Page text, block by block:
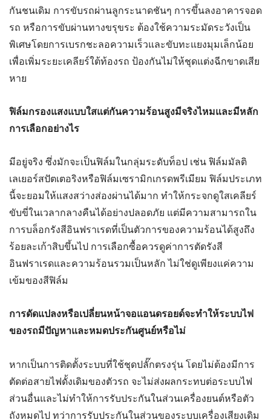
กันชนเดิม การขับรถผ่านลูกระนาดชันๆ การขึ้นลงอาคารจอด
รถ หรือการขับผ่านทางขรุขระ ต้องใช้ความระมัดระวังเป็น
พิเศษโดยการเบรกชะลอความเร็วและขับทะแยงมุมเล็กน้อย
เพื่อเพิ่มระยะเคลียร์ใต้ท้องรถ ป้องกันไม่ให้ชุดแต่งฉีกขาดเสีย
หาย
ฟิล์มกรองแสงแบบใสแต่กันความร้อนสูงมีจริงไหมและมีหลัก
การเลือกอย่างไร
มีอยู่จริง ซึ่งมักจะเป็นฟิล์มในกลุ่มระดับท็อป เช่น ฟิล์มมัลติ
เลเยอร์สปัตเตอริงหรือฟิล์มเซรามิกเกรดพรีเมียม ฟิล์มประเภท
นี้จะยอมให้แสงสว่างส่องผ่านได้มาก ทำให้กระจกดูใสเคลียร์
ขับขี่ในเวลากลางคืนได้อย่างปลอดภัย แต่มีความสามารถใน
การบล็อกรังสีอินฟราเรดที่เป็นตัวการของความร้อนได้สูงถึง
ร้อยละเก้าสิบขึ้นไป การเลือกซื้อควรดูค่าการตัดรังสี
อินฟราเรดและความร้อนรวมเป็นหลัก ไม่ใช่ดูเพียงแค่ความ
เข้มของสีฟิล์ม
การดัดแปลงหรือเปลี่ยนหน้าจอแอนดรอยด์จะทำให้ระบบไฟ
ของรถมีปัญหาและหมดประกันศูนย์หรือไม่
หากเป็นการติดตั้งระบบที่ใช้ชุดปลั๊กตรงรุ่น โดยไม่ต้องมีการ
ตัดต่อสายไฟดั้งเดิมของตัวรถ จะไม่ส่งผลกระทบต่อระบบไฟ
ส่วนอื่นและไม่ทำให้การรับประกันในส่วนเครื่องยนต์หรือตัว
ถังหมดไป ทว่าการรับประกันในส่วนของระบบเครื่องเสียงเดิม